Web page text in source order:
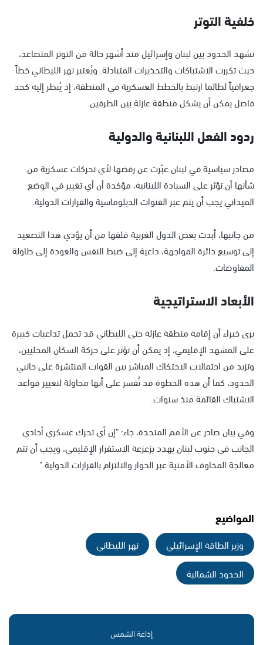
خلفية التوتر
تشهد الحدود بين لبنان وإسرائيل منذ أشهر حالة من التوتر المتصاعد،
حيث تكررت الاشتباكات والتحذيرات المتبادلة. ويُعتبر نهر الليطاني خطاً
جغرافياً لطالما ارتبط بالخطط العسكرية في المنطقة، إذ يُنظر إليه كحد
فاصل يمكن أن يشكل منطقة عازلة بين الطرفين.
ردود الفعل اللبنانية والدولية
مصادر سياسية في لبنان عبّرت عن رفضها لأي تحركات عسكرية من
شأنها أن تؤثر على السيادة اللبنانية، مؤكدة أن أي تغيير في الوضع
الميداني يجب أن يتم عبر القنوات الدبلوماسية والقرارات الدولية.
من جانبها، أبدت بعض الدول الغربية قلقها من أن يؤدي هذا التصعيد
إلى توسيع دائرة المواجهة، داعية إلى ضبط النفس والعودة إلى طاولة
المفاوضات.
الأبعاد الاستراتيجية
يرى خبراء أن إقامة منطقة عازلة حتى الليطاني قد تحمل تداعيات كبيرة
على المشهد الإقليمي، إذ يمكن أن تؤثر على حركة السكان المحليين،
وتزيد من احتمالات الاحتكاك المباشر بين القوات المنتشرة على جانبي
الحدود، كما أن هذه الخطوة قد تُفسر على أنها محاولة لتغيير قواعد
الاشتباك القائمة منذ سنوات.
وفي بيان صادر عن الأمم المتحدة، جاء: "إن أي تحرك عسكري أحادي
الجانب في جنوب لبنان يهدد بزعزعة الاستقرار الإقليمي، ويجب أن تتم
معالجة المخاوف الأمنية عبر الحوار والالتزام بالقرارات الدولية."
المواضيع
وزير الطاقة الإسرائيلي
نهر الليطاني
الحدود الشمالية
إذاعة الشمس